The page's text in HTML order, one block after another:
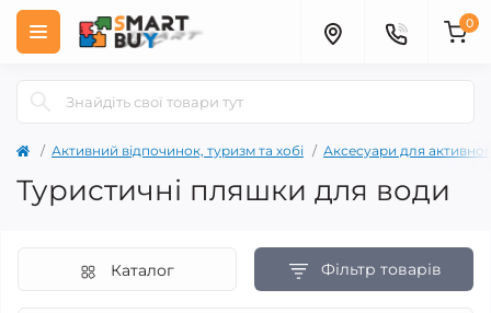
0
Активний відпочинок, туризм та хобі Аксесуари для
Туристичні пляшки для води
Фільтр товарів
Каталог